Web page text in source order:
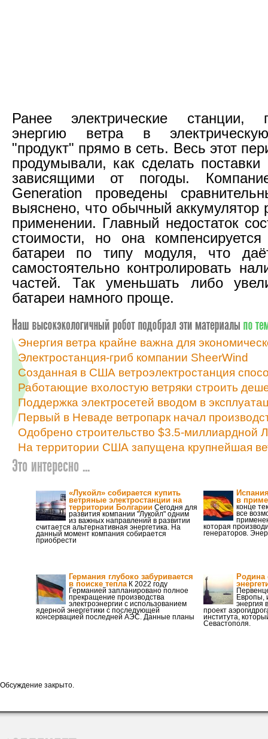
Ранее электрические станции,
энергию ветра в
"продукт" прямо в сеть. Весь этот
продумывали, как сделать поставки
зависящими от погоды.
Generation проведены
выяснено, что обычный аккумулятор
применении. Главный недостаток
стоимости, но она компенсируется
батареи по типу модуля, что
самостоятельно контролировать
частей. Так уменьшать либо
батареи намного проще.
Энергия ветра крайне важна для
Электростанция-гриб компании SheerWind
Созданная в США ветроэлектростанция
Работающие вхолостую ветряки строить
Поддержка электросетей вводом в
Первый в Неваде ветропарк начал
Одобрено строительство $3.5-миллиардной
На территории США запущена крупнейшая
Это интересно ...
«Лукойл» собирается купить
ветряные электростанции на
территории Болгарии Сегодня для
развития компании "Лукойл" одним
из важных направлений в развитии
считается альтернативная энергетика. На
данный момент компания собирается
приобрести
в
конце
все
которая
генераторов.
Германия глубоко забуривается
в поиске теплаК 2022 году
Германией запланировано полное
прекращение производства
электроэнергии с использованием
ядерной энергетики с последующей
консервацией последней АЭС. Данные планы
Родина
Европы,
энергия
проект
института,
Севастополя.
Обсуждение закрыто.